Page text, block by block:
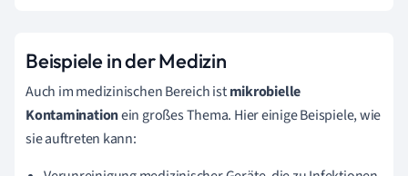
Beispiele in der Medizin
Auch im medizinischen Bereich istmikrobielle
Kontaminationein großes Thema. Hier einige Beispiele, wie
sie auftreten kann: